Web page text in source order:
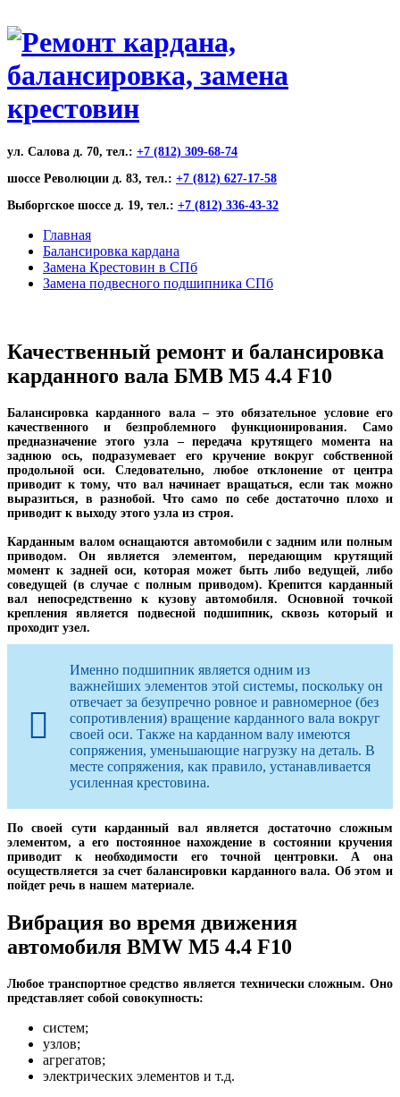
ул. Салова д. 70, тел.: +7 (812) 309-68-74
шоссе Революции д. 83, тел.: +7 (812) 627-17-58
Выборгское шоссе д. 19, тел.: +7 (812) 336-43-32
Главная
Балансировка кардана
Замена Крестовин в СПб
Замена подвесного подшипника СПб
Качественный ремонт и балансировка
карданного вала БМВ М5 4.4 F10
Балансировка карданного вала – это обязательное условие его
качественного и безпроблемного функционирования. Само
предназначение этого узла – передача крутящего момента на
заднюю ось, подразумевает его кручение вокруг собственной
продольной оси. Следовательно, любое отклонение от центра
приводит к тому, что вал начинает вращаться, если так можно
выразиться, в разнобой. Что само по себе достаточно плохо и
приводит к выходу этого узла из строя.
Карданным валом оснащаются автомобили с задним или полным
приводом. Он является элементом, передающим крутящий
момент к задней оси, которая может быть либо ведущей, либо
соведущей (в случае с полным приводом). Крепится карданный
вал непосредственно к кузову автомобиля. Основной точкой
крепления является подвесной подшипник, сквозь который и
проходит узел.
Именно подшипник является одним из
важнейших элементов этой системы, поскольку он
отвечает за безупречно ровное и равномерное (без
сопротивления) вращение карданного вала вокруг
своей оси. Также на карданном валу имеются
сопряжения, уменьшающие нагрузку на деталь. В
месте сопряжения, как правило, устанавливается
усиленная крестовина.
По своей сути карданный вал является достаточно сложным
элементом, а его постоянное нахождение в состоянии кручения
приводит к необходимости его точной центровки. А она
осуществляется за счет балансировки карданного вала. Об этом и
пойдет речь в нашем материале.
Вибрация во время движения
автомобиля BMW M5 4.4 F10
Любое транспортное средство является технически сложным. Оно
представляет собой совокупность:
систем;
узлов;
агрегатов;
электрических элементов и т.д.